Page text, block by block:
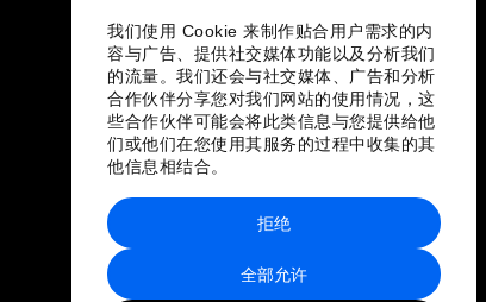
我们使用 Cookie 来制作贴合用户需求的内
容与广告、提供社交媒体功能以及分析我们
的流量。我们还会与社交媒体、广告和分析
合作伙伴分享您对我们网站的使用情况，这
些合作伙伴可能会将此类信息与您提供给他
们或他们在您使用其服务的过程中收集的其
他信息相结合。
全部允许
拒绝